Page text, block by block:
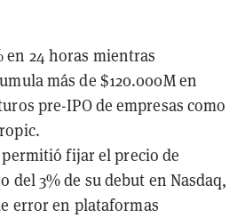
en 24 horas mientras
más de $120.000M en
pre-IPO de empresas como
permitió fijar el precio de
del 3% de su debut en Nasdaq,
error en plataformas